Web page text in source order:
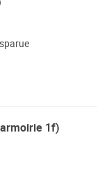
1f)